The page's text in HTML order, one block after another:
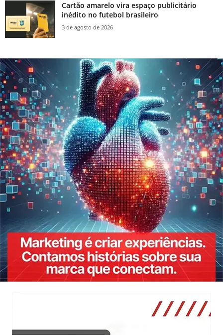
Cartão amarelo vira espaço publicitário
inédito no futebol brasileiro
3 de agosto de 2026